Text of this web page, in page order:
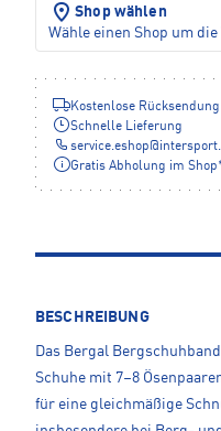
Shop wählen
Wähle einen Shop um
Kostenlose Rücksendung
Schnelle Lieferung
service.eshop@
Gratis Abholung im
BESCHREIBUNG
Das Bergal
Schuhe mit 7–8
für eine gleichmäßige